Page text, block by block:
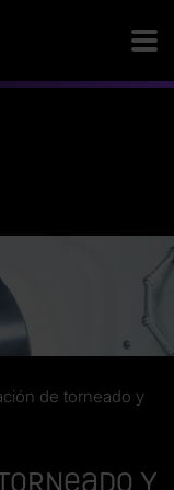
de torneado y
y